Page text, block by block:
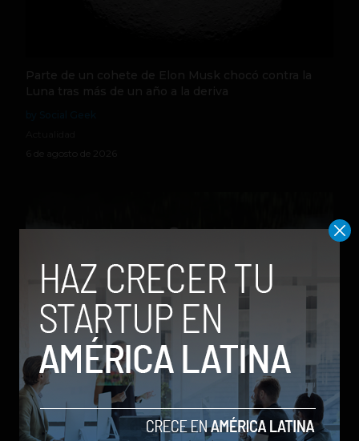
Parte de un cohete de Elon Musk chocó contra la
Luna tras más de un año a la deriva
6 de agosto de 2026
Qwen 3.8-Max, la nueva IA de Alibaba que desafía a
los modelos más poderosos
by Sergio Ramos
Actualidad